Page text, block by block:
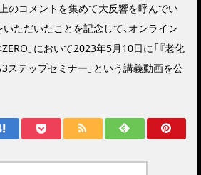
のコメントを集めて大反響を呼んでい
ただいたことを記念して、オンライン
」において2023年5月10日に「『老化
ステップセミナー」という講義動画を公